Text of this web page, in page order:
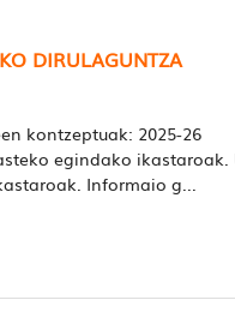
DIRULAGUNTZA
kontzeptuak: 2025-26
egindako ikastaroak.
Informaio g...